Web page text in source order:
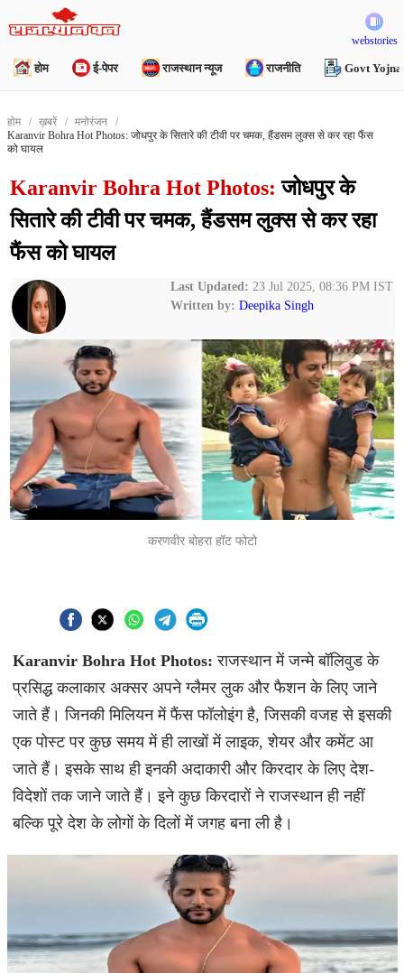
webstories
होम ई-पेपर राजस्थान न्यूज राजनीति Govt Yojna
होम ख़बरें
मनोरंजन
Karanvir Bohra Hot Photos: जोधपुर के सितारे की टीवी पर चमक, हैंडसम लुक्स से कर रहा फैंस
को घायल
Karanvir Bohra Hot Photos: जोधपुर के
सितारे की टीवी पर चमक, हैंडसम लुक्स से कर रहा
फैंस को घायल
Last Updated: 23 Jul 2025, 08:36 PM IST
Written by: Deepika Singh
करणवीर बोहरा हॉट फोटो
Karanvir Bohra Hot Photos:राजस्थान में जन्मे बॉलिवुड के
प्रसिद्ध कलाकार अक्सर अपने ग्लैमर लुक और फैशन के लिए जाने
जाते हैं। जिनकी मिलियन में फैंस फॉलोइंग है, जिसकी वजह से इसकी
एक पोस्ट पर कुछ समय में ही लाखों में लाइक, शेयर और कमेंट आ
जाते हैं। इसके साथ ही इनकी अदाकारी और किरदार के लिए देश-
विदेशों तक जाने जाते हैं। इने कुछ किरदारों ने राजस्थान ही नहीं
बल्कि पूरे देश के लोगों के दिलों में जगह बना ली है।